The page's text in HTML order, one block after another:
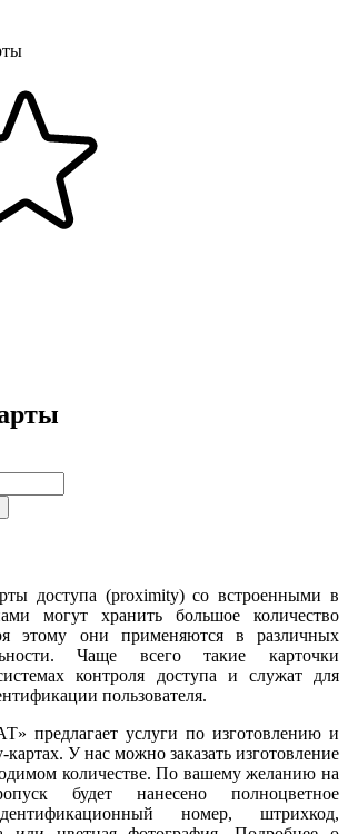
доступа (proximity) со встроенными в
могут хранить большое количество
этому они применяются в различных
Чаще всего такие карточки
контроля доступа и служат для
пользователя.
предлагает услуги по изготовлению и
У нас можно заказать изготовление
количестве. По вашему желанию на
будет нанесено полноцветное
номер, штрихкод,